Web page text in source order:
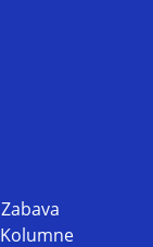
Zabava
Kolumne